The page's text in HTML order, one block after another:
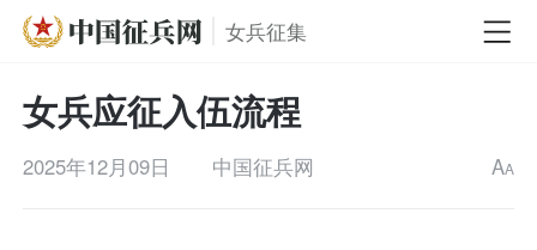
女兵征集
女兵应征入伍流程
2025年12月09日 中国征兵网 AA